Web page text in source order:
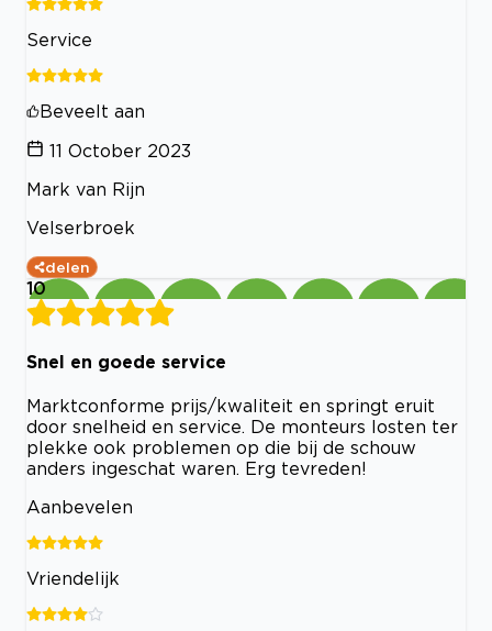
Service
Beveelt aan
11 October 2023
Mark van Rijn
Velserbroek
delen
10
Snel en goede service
Marktconforme prijs/kwaliteit en springt eruit
door snelheid en service. De monteurs losten ter
plekke ook problemen op die bij de schouw
anders ingeschat waren. Erg tevreden!
Aanbevelen
Vriendelijk